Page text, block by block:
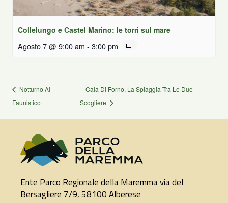
Collelungo e Castel Marino: le torri sul mare
Agosto 7 @ 9:00 am - 3:00 pm
Notturno Al
Faunistico
Cala Di Forno, La Spiaggia Tra Le Due
Scogliere
Ente Parco Regionale della Maremma via del
Bersagliere 7/9, 58100 Alberese